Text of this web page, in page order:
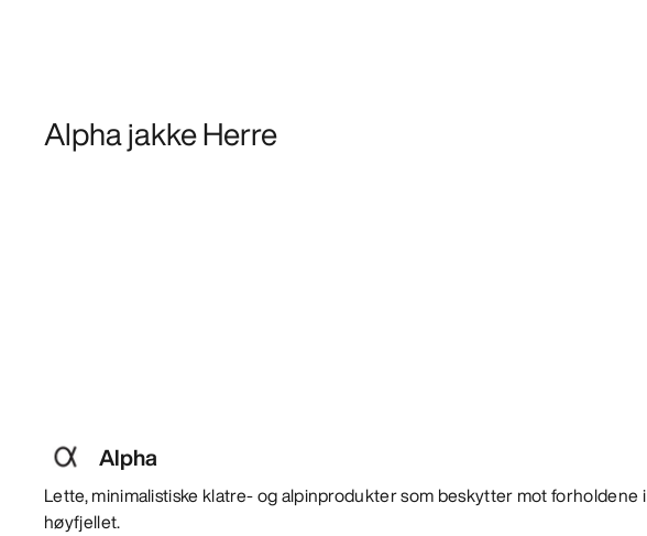
Alpha jakke Herre
Alpha
Lette, minimalistiske klatre- og alpinprodukter som beskytter mot forholdene i
høyfjellet.